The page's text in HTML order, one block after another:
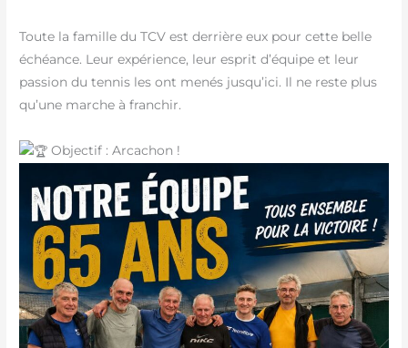
Toute la famille du TCV est derrière eux pour cette belle
échéance. Leur expérience, leur esprit d’équipe et leur
passion du tennis les ont menés jusqu’ici. Il ne reste plus
qu’une marche à franchir.
Objectif : Arcachon !